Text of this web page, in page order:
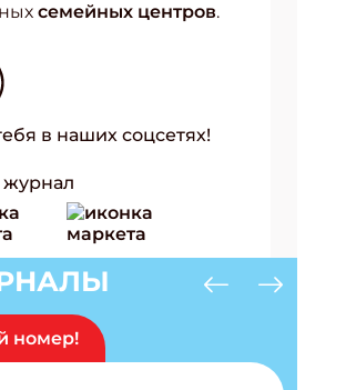
семейных центров.
в наших соцсетях!
журнал
номер!